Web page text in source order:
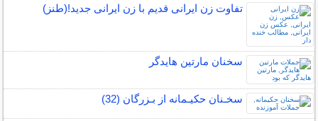
تفاوت زن ایرانی قدیم با زن ایرانی جدید!(طنز)
سخنان مارتین هایدگر
سخـنان حکیـمانه از بـزرگان (32)